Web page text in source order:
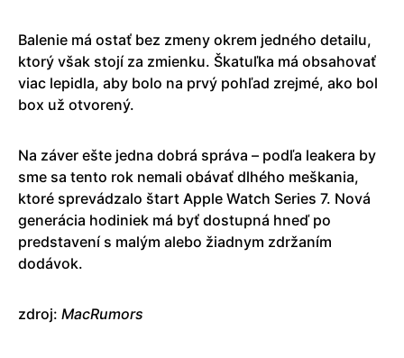
Balenie má ostať bez zmeny okrem jedného detailu,
ktorý však stojí za zmienku. Škatuľka má obsahovať
viac lepidla, aby bolo na prvý pohľad zrejmé, ako bol
box už otvorený.
Na záver ešte jedna dobrá správa – podľa leakera by
sme sa tento rok nemali obávať dlhého meškania,
ktoré sprevádzalo štart Apple Watch Series 7. Nová
generácia hodiniek má byť dostupná hneď po
predstavení s malým alebo žiadnym zdržaním
dodávok.
zdroj: MacRumors